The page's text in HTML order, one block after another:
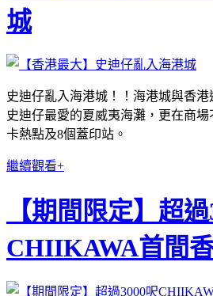
城
史迪仔亂入海港城！！海港城與香
史迪仔最愛的夏威夷海灘，更在商
卡熱點及8個蓋印站。
繼續觀看+
【期間限定】超
CHIIKAWA首間